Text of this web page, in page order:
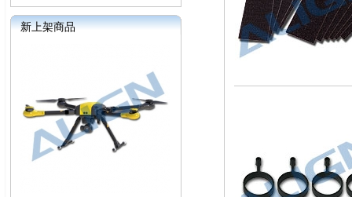
新上架商品